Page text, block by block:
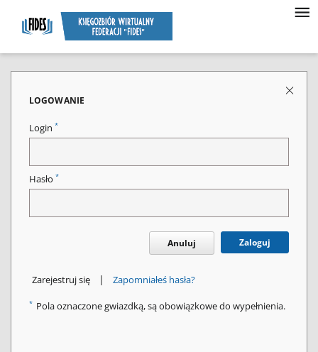
LOGOWANIE
Login *
Hasło *
Anuluj Zaloguj
Zarejestruj się | Zapomniałeś hasła?
* Pola oznaczone gwiazdką, są obowiązkowe do wypełnienia.